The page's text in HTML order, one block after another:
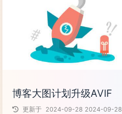
博客大图计划升级AVIF
更新于 2024-09-28 2024-09-28